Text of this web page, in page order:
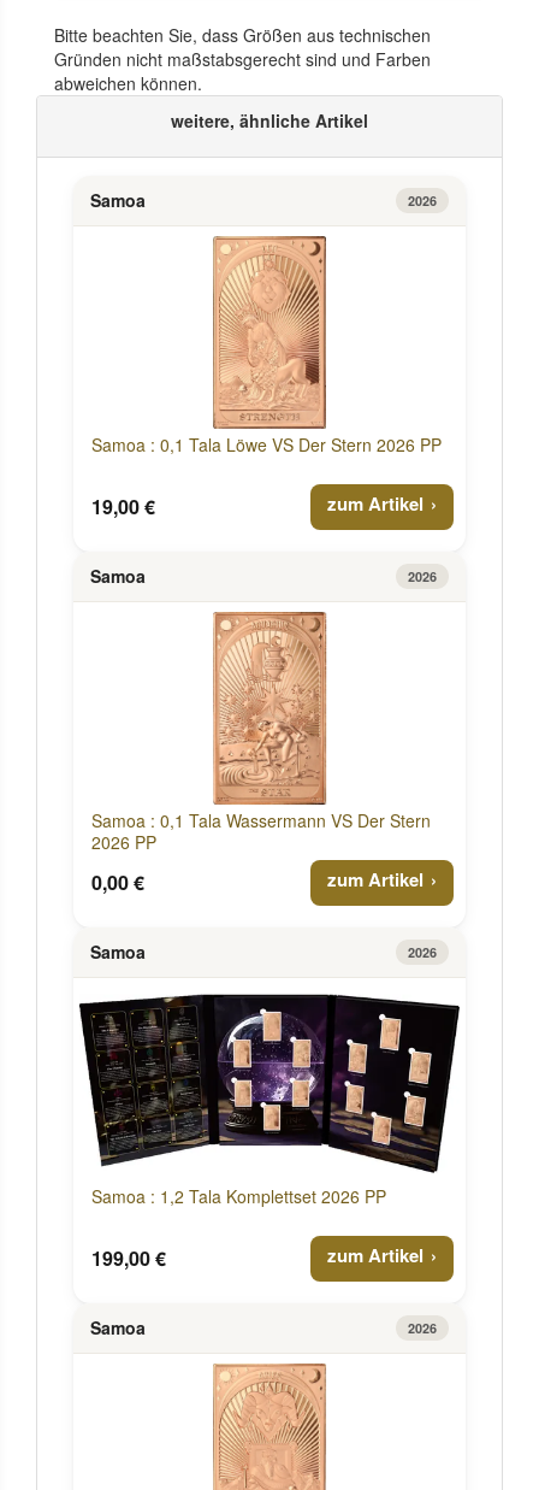
Bitte beachten Sie, dass Größen aus technischen
Gründen nicht maßstabsgerecht sind und Farben
abweichen können.
weitere, ähnliche Artikel
Samoa 2026
Samoa : 0,1 Tala Löwe VS Der Stern 2026 PP
19,00 € zum Artikel
Samoa 2026
Samoa : 0,1 Tala Wassermann VS Der Stern
2026 PP
0,00 € zum Artikel
Samoa 2026
Samoa : 1,2 Tala Komplettset 2026 PP
199,00 € zum Artikel
Samoa 2026